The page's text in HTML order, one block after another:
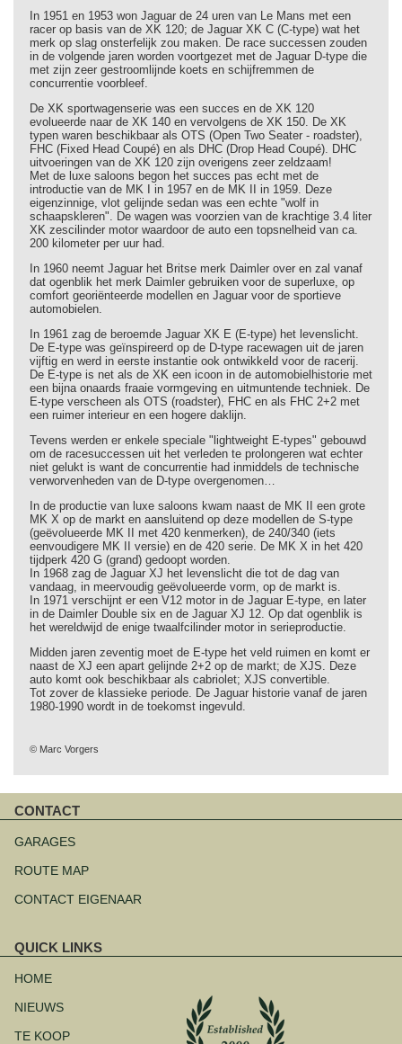
In 1951 en 1953 won Jaguar de 24 uren van Le Mans met een
racer op basis van de XK 120; de Jaguar XK C (C-type) wat het
merk op slag onsterfelijk zou maken. De race successen zouden
in de volgende jaren worden voortgezet met de Jaguar D-type die
met zijn zeer gestroomlijnde koets en schijfremmen de
concurrentie voorbleef.
De XK sportwagenserie was een succes en de XK 120
evolueerde naar de XK 140 en vervolgens de XK 150. De XK
typen waren beschikbaar als OTS (Open Two Seater - roadster),
FHC (Fixed Head Coupé) en als DHC (Drop Head Coupé). DHC
uitvoeringen van de XK 120 zijn overigens zeer zeldzaam!
Met de luxe saloons begon het succes pas echt met de
introductie van de MK I in 1957 en de MK II in 1959. Deze
eigenzinnige, vlot gelijnde sedan was een echte "wolf in
schaapskleren". De wagen was voorzien van de krachtige 3.4 liter
XK zescilinder motor waardoor de auto een topsnelheid van ca.
200 kilometer per uur had.
In 1960 neemt Jaguar het Britse merk Daimler over en zal vanaf
dat ogenblik het merk Daimler gebruiken voor de superluxe, op
comfort georiënteerde modellen en Jaguar voor de sportieve
automobielen.
In 1961 zag de beroemde Jaguar XK E (E-type) het levenslicht.
De E-type was geïnspireerd op de D-type racewagen uit de jaren
vijftig en werd in eerste instantie ook ontwikkeld voor de racerij.
De E-type is net als de XK een icoon in de automobielhistorie met
een bijna onaards fraaie vormgeving en uitmuntende techniek. De
E-type verscheen als OTS (roadster), FHC en als FHC 2+2 met
een ruimer interieur en een hogere daklijn.
Tevens werden er enkele speciale "lightweight E-types" gebouwd
om de racesuccessen uit het verleden te prolongeren wat echter
niet gelukt is want de concurrentie had inmiddels de technische
verworvenheden van de D-type overgenomen…
In de productie van luxe saloons kwam naast de MK II een grote
MK X op de markt en aansluitend op deze modellen de S-type
(geëvolueerde MK II met 420 kenmerken), de 240/340 (iets
eenvoudigere MK II versie) en de 420 serie. De MK X in het 420
tijdperk 420 G (grand) gedoopt worden.
In 1968 zag de Jaguar XJ het levenslicht die tot de dag van
vandaag, in meervoudig geëvolueerde vorm, op de markt is.
In 1971 verschijnt er een V12 motor in de Jaguar E-type, en later
in de Daimler Double six en de Jaguar XJ 12. Op dat ogenblik is
het wereldwijd de enige twaalfcilinder motor in serieproductie.
Midden jaren zeventig moet de E-type het veld ruimen en komt er
naast de XJ een apart gelijnde 2+2 op de markt; de XJS. Deze
auto komt ook beschikbaar als cabriolet; XJS convertible.
Tot zover de klassieke periode. De Jaguar historie vanaf de jaren
1980-1990 wordt in de toekomst ingevuld.
© Marc Vorgers
CONTACT
overslaan
GARAGES
ROUTE MAP
CONTACT EIGENAAR
QUICK LINKS
overslaan
HOME
NIEUWS
TE KOOP